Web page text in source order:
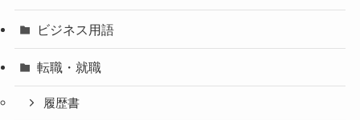
ビジネス用語
転職・就職
履歴書